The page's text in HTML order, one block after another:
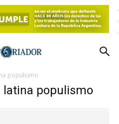
populismo
latina populismo